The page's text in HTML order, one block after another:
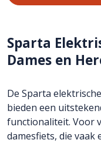
Sparta
Dames en
De Sparta
bieden een
functionaliteit. Voor
damesfiets, die vaak